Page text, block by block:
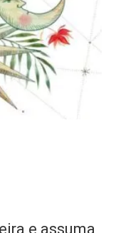
e assuma